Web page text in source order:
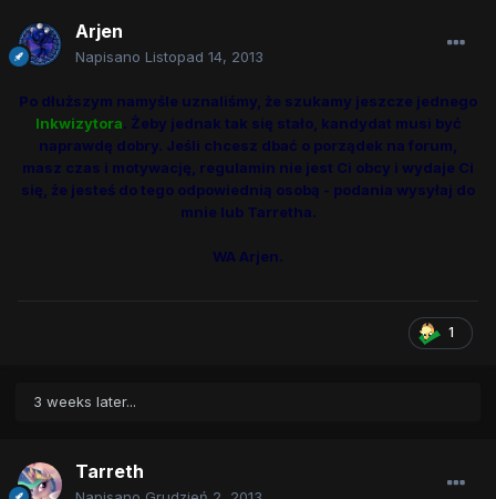
Arjen
Napisano Listopad 14, 2013
Po dłuższym namyśle uznaliśmy, że szukamy jeszcze jednego
Inkwizytora. Żeby jednak tak się stało, kandydat musi być
naprawdę dobry. Jeśli chcesz dbać o porządek na forum,
masz czas i motywację, regulamin nie jest Ci obcy i wydaje Ci
się, że jesteś do tego odpowiednią osobą - podania wysyłaj do
mnie lub Tarretha.
WA Arjen.
1
3 weeks later...
Tarreth